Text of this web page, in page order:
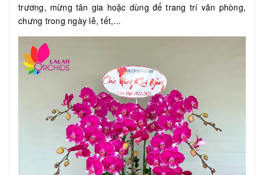
trương, mừng tân gia hoặc dùng để trang trí văn phòng,
chưng trong ngày lễ, tết,...